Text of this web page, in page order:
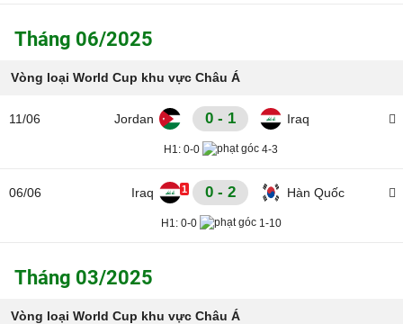
Tháng 06/2025
Vòng loại World Cup khu vực Châu Á
11/06 Jordan 0 - 1 Iraq
H1: 0-0 4-3
06/06 Iraq 1 0 - 2 Hàn Quốc
H1:0-0 1-10
Tháng 03/2025
Vòng loại World Cup khu vực Châu Á